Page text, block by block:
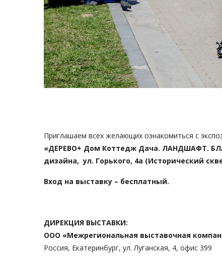
Приглашаем всех желающих ознакомиться с
«ДЕРЕВО+ Дом Коттедж Дача. ЛАНДШАФТ.
дизайна, ул. Горького, 4а (Исторический
Вход на выставку – бесплатный.
ДИРЕКЦИЯ ВЫСТАВКИ:
ООО «Межрегиональная выставочная
Россия, Екатеринбург, ул. Луганская, 4, офис 399